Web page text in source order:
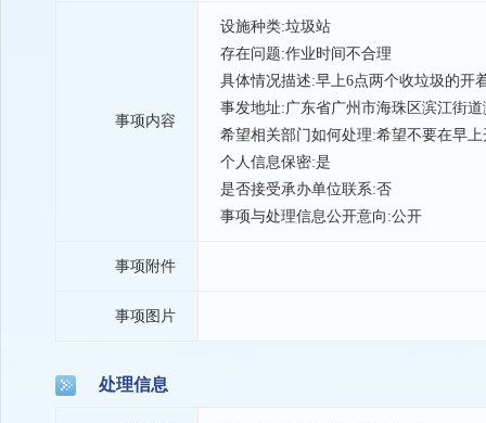
事项内容
设施种类:垃圾站
存在问题:作业时间不合理
具体情况描述:早上6点两个收垃圾的开
事发地址:广东省广州市海珠区滨江街
希望相关部门如何处理:希望不要在早
个人信息保密:是
是否接受承办单位联系:否
事项与处理信息公开意向:公开
事项附件
事项图片
处理信息